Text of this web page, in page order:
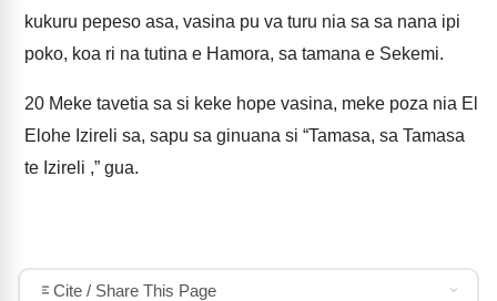
kukuru pepeso asa, vasina pu va turu nia sa sa nana ipi
poko, koa ri na tutina e Hamora, sa tamana e Sekemi.
20 Meke tavetia sa si keke hope vasina, meke poza nia El
Elohe Izireli sa, sapu sa ginuana si “Tamasa, sa Tamasa
te Izireli ,” gua.
Cite / Share This Page